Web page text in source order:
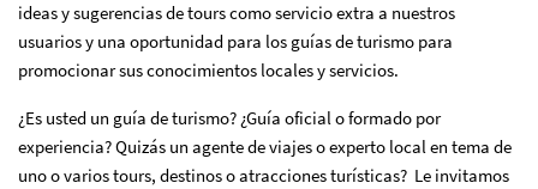
ideas y sugerencias de tours como servicio extra a nuestros
usuarios y una oportunidad para los guías de turismo para
promocionar sus conocimientos locales y servicios.
¿Es usted un guía de turismo? ¿Guía oficial o formado por
experiencia? Quizás un agente de viajes o experto local en tema de
uno o varios tours, destinos o atracciones turísticas? Le invitamos